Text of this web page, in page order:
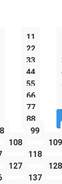
11
22
33
44
55
66
77
88
99
108
109
118
127
128
137